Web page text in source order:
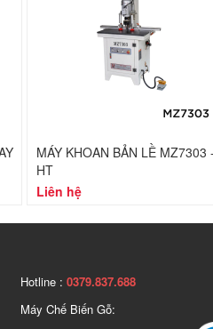
MÁY KHOAN BẢN LỀ MZ7303 -
HT
Liên hệ
Hotline : 0379.837.688
Máy Chế Biến Gỗ: